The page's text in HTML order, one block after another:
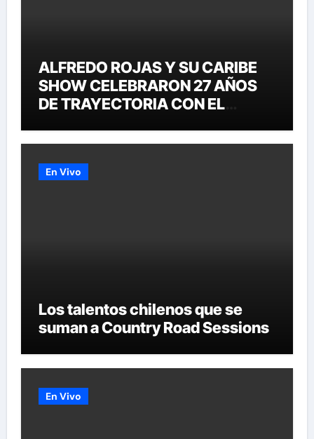
ALFREDO ROJAS Y SU CARIBE
SHOW CELEBRARON 27 AÑOS
DE TRAYECTORIA CON EL
«LIVE SESSION #1»
En Vivo
Los talentos chilenos que se
suman a Country Road Sessions
En Vivo